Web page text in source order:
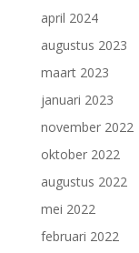
april 2024
augustus 2023
maart 2023
januari 2023
november 2022
oktober 2022
augustus 2022
mei 2022
februari 2022